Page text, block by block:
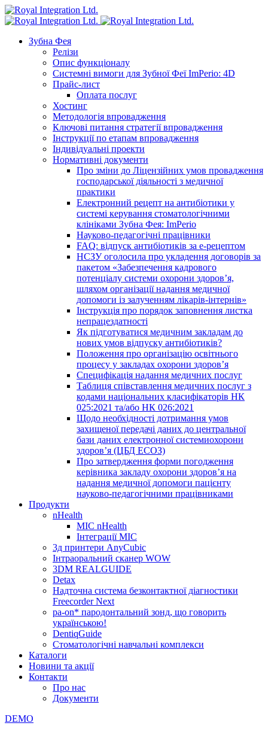
Зубна Фея
Релізи
Опис функціоналу
Системні вимоги для Зубної Феї ImPerio: 4D
Прайс-лист
Оплата послуг
Хостинг
Методологія впровадження
Ключові питання стратегії впровадження
Інструкції по етапам впровадження
Індивідуальні проекти
Нормативні документи
Про зміни до Ліцензійних умов провадження
господарської діяльності з медичної
практики
Електронний рецепт на антибіотики у
системі керування стоматологічними
клініками Зубна Фея: ImPerio
Науково-педагогічні працівники
FAQ: відпуск антибіотиків за е-рецептом
НСЗУ оголосила про укладення договорів за
пакетом «Забезпечення кадрового
потенціалу системи охорони здоров’я,
шляхом організації надання медичної
допомоги із залученням лікарів-інтернів»
Інструкція про порядок заповнення листка
непрацездатності
Як підготуватися медичним закладам до
нових умов відпуску антибіотиків?
Положення про організацію освітнього
процесу у закладах охорони здоров’я
Специфікація надання медичних послуг
Таблиця співставлення медичних послуг з
кодами національних класифікаторів НК
025:2021 та/або НК 026:2021
Щодо необхідності дотримання умов
захищеної передачі даних до центральної
бази даних електронної системиохорони
здоров’я (ЦБД ЕСОЗ)
Про затвердження форми погодження
керівника закладу охорони здоров’я на
надання медичної допомоги пацієнту
науково-педагогічними працівниками
Продукти
nHealth
МІС nHealth
Інтеграції МІС
3д принтери AnyCubic
Інтраоральний сканер WOW
3DM REALGUIDE
Detax
Надточна система безконтактної діагностики
Freecorder Next
pa-on* пародонтальний зонд, що говорить
українською!
DentiqGuide
Стоматологічні навчальні комплекси
Каталоги
Новини та акції
Контакти
Про нас
Документи
DEMO